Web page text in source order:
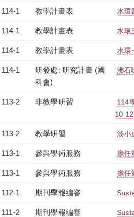
114-1 教學計畫表 水環
114-1 教學計畫表 水環
114-1 教學計畫表 水環
114-1
研發處: 研究計畫 (國
科會)
沸石
113-2 非教學研習
114
10
113-2 教學研習 淡小
113-1 參與學術服務 擔任
113-1 參與學術服務 擔任
112-1 期刊學報編審
111-2 期刊學報編審